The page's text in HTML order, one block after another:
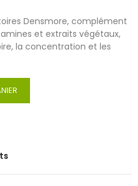
Densmore, complément
et extraits végétaux,
la concentration et les